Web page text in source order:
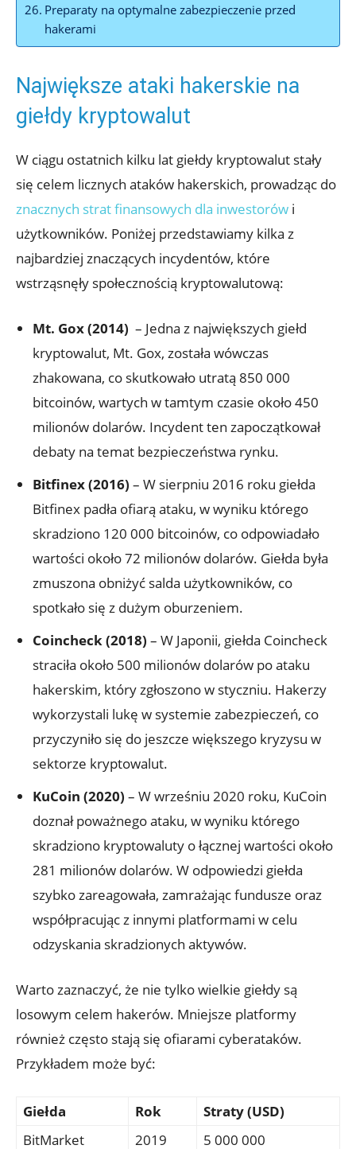
Preparaty na⁢ optymalne zabezpieczenie⁢ przed‌
hakerami
Największe⁢ ataki ⁣hakerskie ⁢na
⁢giełdy kryptowalut
W ciągu ostatnich ⁤kilku lat giełdy ‍kryptowalut stały⁢
się celem ‌licznych ‍ataków‍ hakerskich, prowadząc do
znacznych strat finansowych dla inwestorów i
użytkowników. Poniżej przedstawiamy kilka z
‍najbardziej znaczących‍ incydentów,⁣ które
wstrząsnęły ⁤społecznością kryptowalutową:
Mt. Gox (2014) ⁢ – Jedna⁣ z ‌największych giełd
kryptowalut, Mt. ‍Gox, ⁢została‍ wówczas
zhakowana, co skutkowało utratą 850 ‍000
bitcoinów, wartych w tamtym ‌czasie około 450
milionów​ dolarów. Incydent ten‍ zapoczątkował
debaty na temat bezpieczeństwa rynku.
Bitfinex (2016) – W⁤ sierpniu ⁣2016 roku giełda
Bitfinex padła ofiarą ataku, ‍w wyniku którego
skradziono 120 000 bitcoinów, ​co odpowiadało‌
wartości⁤ około ​72 milionów dolarów. Giełda była
zmuszona obniżyć salda użytkowników, co
spotkało się z dużym ⁤oburzeniem.
Coincheck‌ (2018) – ​W Japonii, ​giełda ‌Coincheck
straciła około ‍500 milionów ‌dolarów po ‌ataku
hakerskim, który zgłoszono w ‌styczniu. Hakerzy
wykorzystali⁣ lukę ⁤w systemie zabezpieczeń, ⁤co
przyczyniło się do jeszcze większego ⁢kryzysu w⁤
sektorze​ kryptowalut.
KuCoin ⁣(2020) – W wrześniu 2020 roku, KuCoin
doznał ‌poważnego ‍ataku, w ​wyniku którego
skradziono kryptowaluty ⁤o łącznej ⁤wartości ​około
‌281 milionów dolarów. W odpowiedzi⁢ giełda⁣
szybko ⁣zareagowała, zamrażając fundusze oraz
współpracując z innymi ⁣platformami w celu
odzyskania ​skradzionych aktywów.
Warto​ zaznaczyć, ‍że nie tylko wielkie giełdy‍ są
losowym celem​ hakerów. Mniejsze ‌platformy
‍również często ​stają się ofiarami‍ cyberataków.
Przykładem ​może być:
Giełda Rok
Straty (USD)
BitMarket
2019 5 000 000